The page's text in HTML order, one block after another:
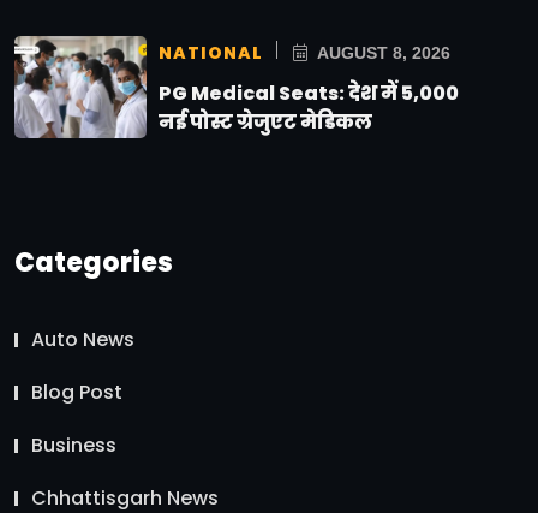
NATIONAL AUGUST 8, 2026
PG Medical Seats: देश में 5,000
नई पोस्ट ग्रेजुएट मेडिकल
Categories
Auto News
Blog Post
Business
Chhattisgarh News